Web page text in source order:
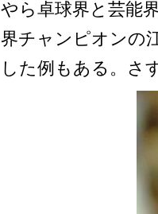
やら卓球界と芸能
界チャンピオンの
した例もある。さ